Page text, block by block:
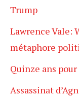
Trump
Lawrence Vale:
métaphore
Quinze ans
Assassinat